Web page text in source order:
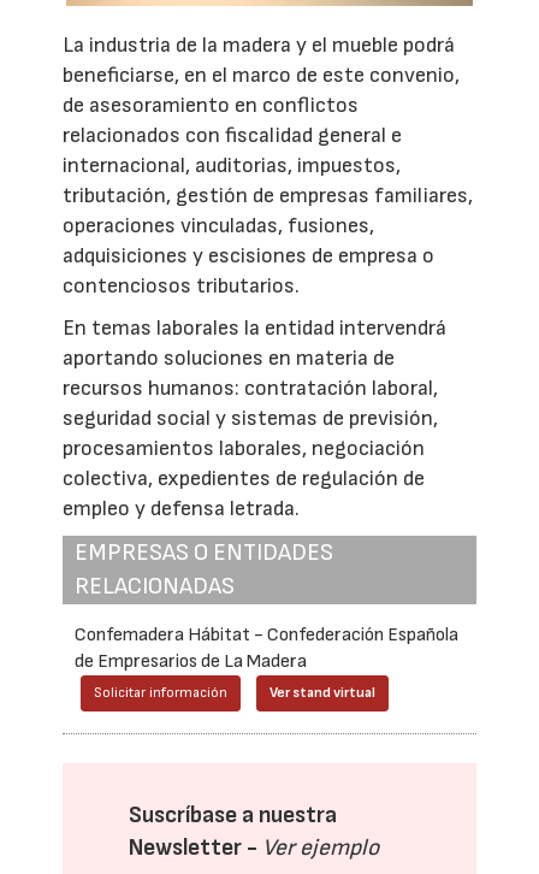
La industria de la madera y el mueble podrá
beneficiarse, en el marco de este convenio,
de asesoramiento en conflictos
relacionados con fiscalidad general e
internacional, auditorias, impuestos,
tributación, gestión de empresas familiares,
operaciones vinculadas, fusiones,
adquisiciones y escisiones de empresa o
contenciosos tributarios.
En temas laborales la entidad intervendrá
aportando soluciones en materia de
recursos humanos: contratación laboral,
seguridad social y sistemas de previsión,
procesamientos laborales, negociación
colectiva, expedientes de regulación de
empleo y defensa letrada.
EMPRESAS O ENTIDADES
RELACIONADAS
Confemadera Hábitat - Confederación Española
de Empresarios de La Madera
Solicitar información Ver stand virtual
Suscríbase a nuestra
Newsletter - Ver ejemplo